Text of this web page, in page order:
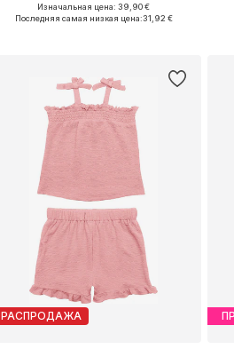
Доступно множество размеров
Изначальная цена: 39,90 €
Последняя самая низкая цена:31,92 €
РАСПРОДАЖА